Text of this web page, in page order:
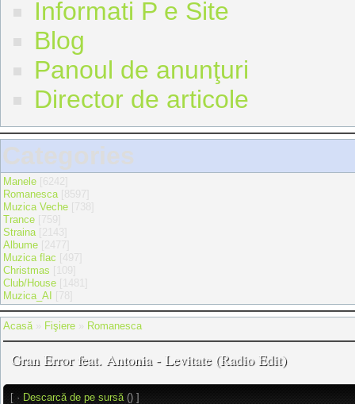
Informati P e Site
Blog
Panoul de anunţuri
Director de articole
Categories
Manele
Romanesca
Muzica Veche
Trance
Straina
Albume
Muzica flac
Christmas
Club/House
Muzica_AI
Acasă» Fişiere Romanesca
Gran Error feat. Antonia - Levitate (Radio Edit)
[ · Descarcă de pe sursă() ]